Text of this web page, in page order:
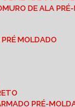
MURO DE ALA
PRÉ MOLDADO
PRÉ-